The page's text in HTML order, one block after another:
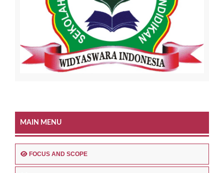
MAIN MENU
FOCUS AND SCOPE